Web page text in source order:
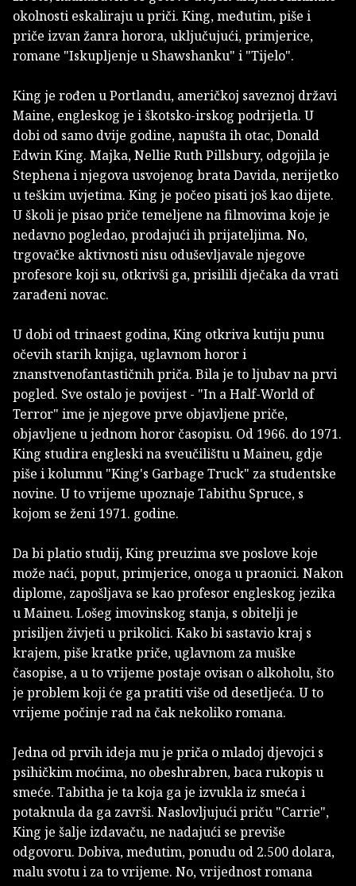
okolnosti eskaliraju u priči. King, međutim, piše i
priče izvan žanra horora, uključujući, primjerice,
romane "Iskupljenje u Shawshanku" i "Tijelo".
King je rođen u Portlandu, američkoj saveznoj državi
Maine, engleskog je i škotsko-irskog podrijetla. U
dobi od samo dvije godine, napušta ih otac, Donald
Edwin King. Majka, Nellie Ruth Pillsbury, odgojila je
Stephena i njegova usvojenog brata Davida, nerijetko
u teškim uvjetima. King je počeo pisati još kao dijete.
U školi je pisao priče temeljene na filmovima koje je
nedavno pogledao, prodajući ih prijateljima. No,
trgovačke aktivnosti nisu oduševljavale njegove
profesore koji su, otkrivši ga, prisilili dječaka da vrati
zarađeni novac.
U dobi od trinaest godina, King otkriva kutiju punu
očevih starih knjiga, uglavnom horor i
znanstvenofantastičnih priča. Bila je to ljubav na prvi
pogled. Sve ostalo je povijest - "In a Half-World of
Terror" ime je njegove prve objavljene priče,
objavljene u jednom horor časopisu. Od 1966. do 1971.
King studira engleski na sveučilištu u Maineu, gdje
piše i kolumnu "King's Garbage Truck" za studentske
novine. U to vrijeme upoznaje Tabithu Spruce, s
kojom se ženi 1971. godine.
Da bi platio studij, King preuzima sve poslove koje
može naći, poput, primjerice, onoga u praonici. Nakon
diplome, zapošljava se kao profesor engleskog jezika
u Maineu. Lošeg imovinskog stanja, s obitelji je
prisiljen živjeti u prikolici. Kako bi sastavio kraj s
krajem, piše kratke priče, uglavnom za muške
časopise, a u to vrijeme postaje ovisan o alkoholu, što
je problem koji će ga pratiti više od desetljeća. U to
vrijeme počinje rad na čak nekoliko romana.
Jedna od prvih ideja mu je priča o mladoj djevojci s
psihičkim moćima, no obeshrabren, baca rukopis u
smeće. Tabitha je ta koja ga je izvukla iz smeća i
potaknula da ga završi. Naslovljujući priču "Carrie",
King je šalje izdavaču, ne nadajući se previše
odgovoru. Dobiva, međutim, ponudu od 2.500 dolara,
malu svotu i za to vrijeme. No, vrijednost romana